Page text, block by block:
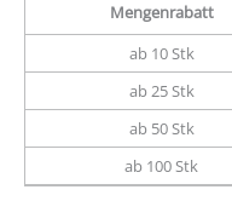
Mengenrabatt
ab 10 Stk
ab 25 Stk
ab 50 Stk
ab 100 Stk